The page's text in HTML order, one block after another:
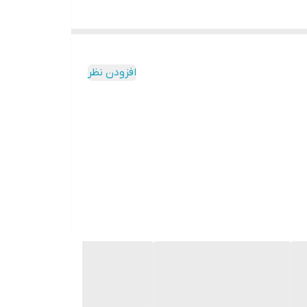
افزودن نظر